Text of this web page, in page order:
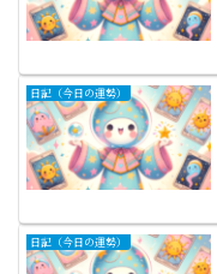
日記（今日の運勢）
日記（今日の運勢）